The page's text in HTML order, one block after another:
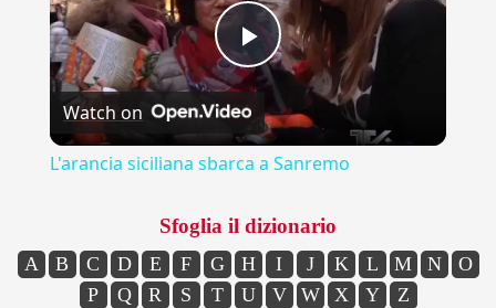
Play
Video
Watch on
L'arancia siciliana sbarca a Sanremo
Sfoglia il dizionario
A B C D E F G H I J K L M N
O
P
Q R S T U V W X Y Z